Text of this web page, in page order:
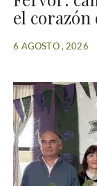
el corazón
6 AGOSTO , 2026